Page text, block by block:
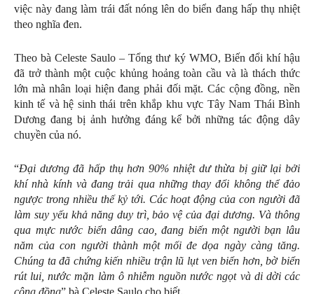
việc này đang làm trái đất nóng lên do biển đang hấp thụ nhiệt
theo nghĩa đen.
Theo bà Celeste Saulo – Tổng thư ký WMO, Biến đổi khí hậu
đã trở thành một cuộc khủng hoảng toàn cầu và là thách thức
lớn mà nhân loại hiện đang phải đối mặt. Các cộng đồng, nền
kinh tế và hệ sinh thái trên khắp khu vực Tây Nam Thái Bình
Dương đang bị ảnh hưởng đáng kể bởi những tác động dây
chuyền của nó.
“Đại dương đã hấp thụ hơn 90% nhiệt dư thừa bị giữ lại bởi
khí nhà kính và đang trải qua những thay đổi không thể đảo
ngược trong nhiều thế kỷ tới. Các hoạt động của con người đã
làm suy yếu khả năng duy trì, bảo vệ của đại dương. Và thông
qua mực nước biển dâng cao, đang biến một người bạn lâu
năm của con người thành một mối đe dọa ngày càng tăng.
Chúng ta đã chứng kiến ​​nhiều trận lũ lụt ven biển hơn, bờ biển
rút lui, nước mặn làm ô nhiễm nguồn nước ngọt và di dời các
cộng đồng” bà Celeste Saulo cho biết.